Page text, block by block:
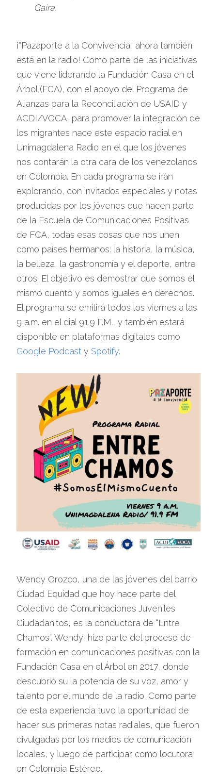
Gaira.
¡“Pazaporte a la Convivencia” ahora también
está en la radio! Como parte de las iniciativas
que viene liderando la Fundación Casa en el
Árbol (FCA), con el apoyo del Programa de
Alianzas para la Reconciliación de USAID y
ACDI/VOCA, para promover la integración de
los migrantes nace este espacio radial en
Unimagdalena Radio en el que los jóvenes
nos contarán la otra cara de los venezolanos
en Colombia. En cada programa se irán
explorando, con invitados especiales y notas
producidas por los jóvenes que hacen parte
de la Escuela de Comunicaciones Positivas
de FCA, todas esas cosas que nos unen
como países hermanos: la historia, la música,
la belleza, la gastronomía y el deporte, entre
otros. El objetivo es demostrar que somos el
mismo cuento y somos iguales en derechos.
El programa se emitirá todos los viernes a las
9 a.m. en el dial 91.9 F.M., y también estará
Google Podcast y Spotify.
Wendy Orozco, una de las jóvenes del barrio
Ciudad Equidad que hoy hace parte del
Colectivo de Comunicaciones Juveniles
Ciudadanitos, es la conductora de “Entre
Chamos”. Wendy, hizo parte del proceso de
formación en comunicaciones positivas con la
Fundación Casa en el Árbol en 2017, donde
descubrió su la potencia de su voz, amor y
talento por el mundo de la radio. Como parte
de esta experiencia tuvo la oportunidad de
hacer sus primeras notas radiales, que fueron
divulgadas por los medios de comunicación
locales, y luego de participar como locutora
en Colombia Estéreo.